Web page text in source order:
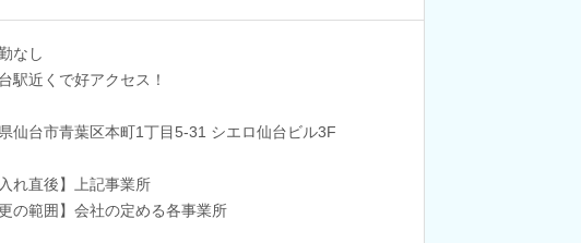
なし
駅近くで好アクセス！
仙台市青葉区本町1丁目5-31 シエロ仙台ビル3F
れ直後】上記事業所
の範囲】会社の定める各事業所